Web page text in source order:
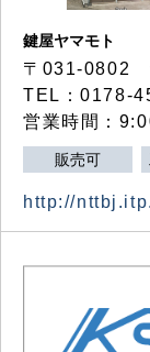
鍵屋ヤマモト
〒031-0802
TEL：0178-
営業時間：
販売可
http://